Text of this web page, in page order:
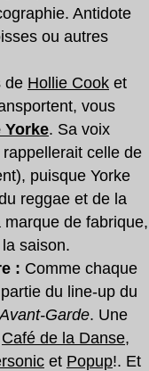
Antidote
ou autres
de Hollie Cook et
vous
Yorke. Sa voix
celle de
puisque Yorke
reggae et de la
de fabrique,
saison.
: Comme chaque
du line-up du
Avant-Garde. Une
Café de la Danse,
et Popup!. Et